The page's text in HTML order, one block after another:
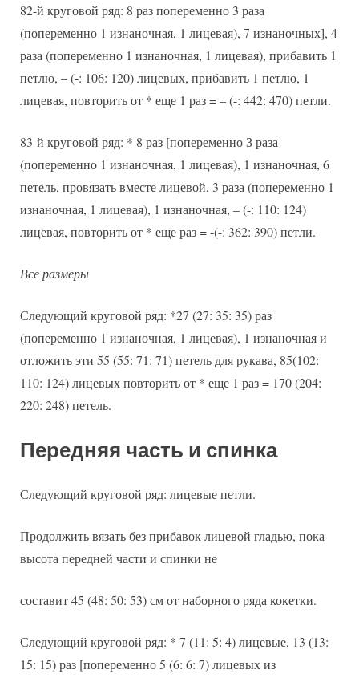
82-й круговой ряд: 8 раз попеременно 3 раза
(попеременно 1 изнаночная, 1 лицевая), 7 изнаночных], 4
раза (попеременно 1 изнаночная, 1 лицевая), прибавить 1
петлю, – (-: 106: 120) лицевых, прибавить 1 петлю, 1
лицевая, повторить от * еще 1 раз = – (-: 442: 470) петли.
83-й круговой ряд: * 8 раз [попеременно З раза
(попеременно 1 изнаночная, 1 лицевая), 1 изнаночная, 6
петель, провязать вместе лицевой, 3 раза (попеременно 1
изнаночная, 1 лицевая), 1 изнаночная, – (-: 110: 124)
лицевая, повторить от * еще раз = -(-: 362: 390) петли.
Все размеры
Следующий круговой ряд: *27 (27: 35: 35) раз
(попеременно 1 изнаночная, 1 лицевая), 1 изнаночная и
отложить эти 55 (55: 71: 71) петель для рукава, 85(102:
110: 124) лицевых повторить от * еще 1 раз = 170 (204:
220: 248) петель.
Передняя часть и спинка
Следующий круговой ряд: лицевые петли.
Продолжить вязать без прибавок лицевой гладью, пока
высота передней части и спинки не
составит 45 (48: 50: 53) см от наборного ряда кокетки.
Следующий круговой ряд: * 7 (11: 5: 4) лицевые, 13 (13:
15: 15) раз [попеременно 5 (6: 6: 7) лицевых из